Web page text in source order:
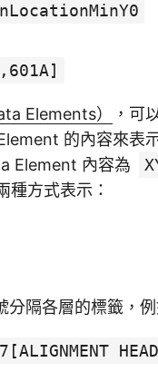
Elements）
，可
的內容來表
Element 內容為
種方式表示：
隔各層的標籤，例